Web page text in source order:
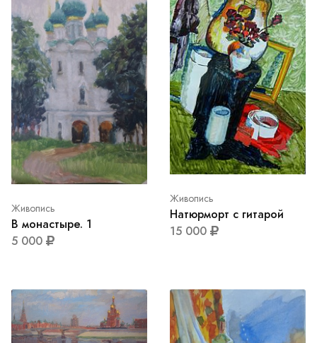
Живопись
В монастыре. 1
5 000
Живопись
Натюрморт с гитарой
15 000